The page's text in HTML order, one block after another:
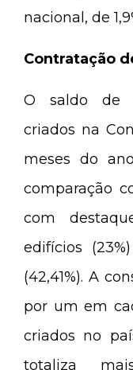
nacional, de
Contratação
O saldo de
criados na
meses do
comparação
com
edifícios
(42,41%). A
por um em
criados no
totaliza